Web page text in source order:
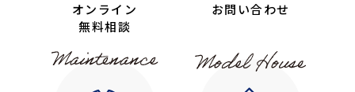
オンライン
無料相談
お問い合わせ